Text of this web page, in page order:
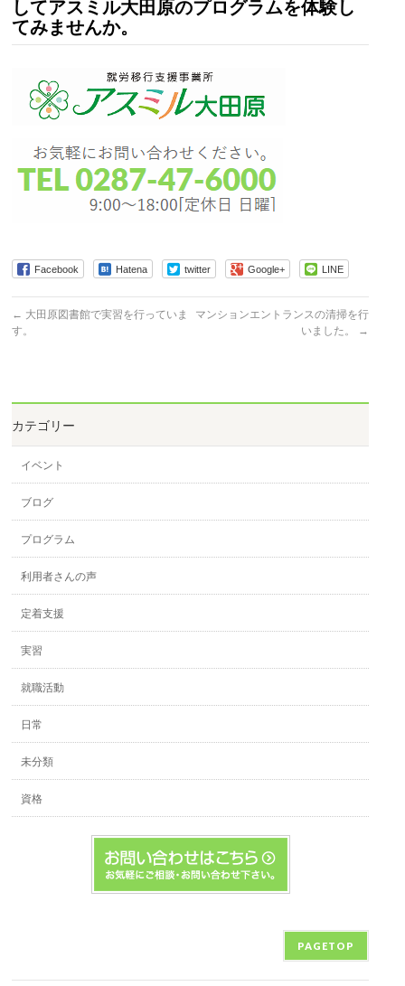
してアスミル大田原のプログラムを体験し
てみませんか。
Facebook Hatena twitter Google+ LINE
← 大田原図書館で実習を行っていま
す。
マンションエントランスの清掃を行
いました。
→
カテゴリー
イベント
ブログ
プログラム
利用者さんの声
定着支援
実習
就職活動
日常
未分類
資格
PAGETOP